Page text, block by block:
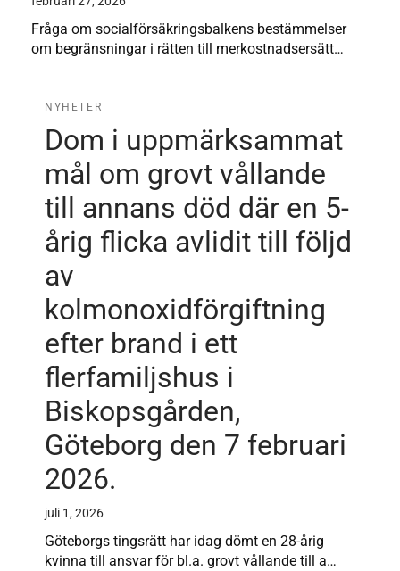
Fråga om socialförsäkringsbalkens bestämmelser
om begränsningar i rätten till merkostnadsersätt…
NYHETER
Dom i uppmärksammat
mål om grovt vållande
till annans död där en 5-
årig flicka avlidit till följd
av
kolmonoxidförgiftning
efter brand i ett
flerfamiljshus i
Biskopsgården,
Göteborg den 7 februari
2026.
juli 1, 2026
Göteborgs tingsrätt har idag dömt en 28-årig
kvinna till ansvar för bl.a. grovt vållande till a…